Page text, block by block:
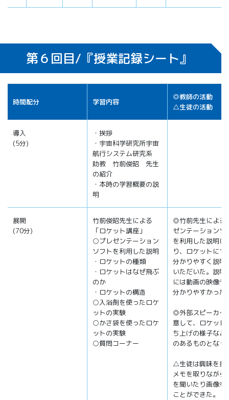
第６回目/『授業記録シート』
時間配分 学習内容
◎教師の活動
△生徒の活動
導入
(5分)
・挨拶
・宇宙科学研究所宇宙
航行システム研究系
助教 竹前俊昭 先生
の紹介
・本時の学習概要の説
明
展開
(70分)
竹前俊昭先生による
「ロケット講座」
○プレゼンテーション
ソフトを利用した説明
・ロケットの種類
・ロケットはなぜ飛ぶ
のか
・ロケットの構造
○入浴剤を使ったロケ
ットの実験
○かさ袋を使ったロケ
ットの実験
○質問コーナー
◎竹前先生による
ゼンテーションソ
を利用した説明に
り、ロケットにつ
分かりやすく説明
いただいた。説明
には動画の映像も
分かりやすかった
◎外部スピーカー
意して、ロケット
ち上げの様子など
のあるものとなっ
△生徒は興味を持
メモを取りながら
を聞いたり画像を
ことができた。